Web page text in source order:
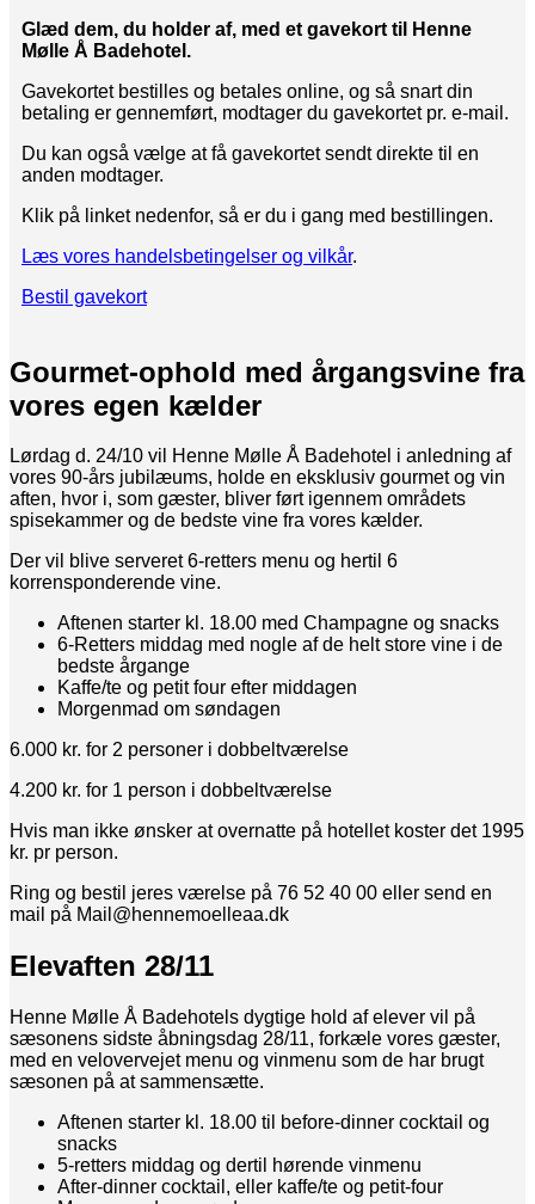
Glæd dem, du holder af, med et gavekort til Henne
Mølle Å Badehotel.
Gavekortet bestilles og betales online, og så snart din
betaling er gennemført, modtager du gavekortet pr. e-mail.
Du kan også vælge at få gavekortet sendt direkte til en
anden modtager.
Klik på linket nedenfor, så er du i gang med bestillingen.
Læs vores handelsbetingelser og vilkår.
Bestil gavekort
Gourmet-ophold med årgangsvine fra
vores egen kælder
Lørdag d. 24/10 vil Henne Mølle Å Badehotel i anledning af
vores 90-års jubilæums, holde en eksklusiv gourmet og vin
aften, hvor i, som gæster, bliver ført igennem områdets
spisekammer og de bedste vine fra vores kælder.
Der vil blive serveret 6-retters menu og hertil 6
korrensponderende vine.
Aftenen starter kl. 18.00 med Champagne og snacks
6-Retters middag med nogle af de helt store vine i de
bedste årgange
Kaffe/te og petit four efter middagen
Morgenmad om søndagen
6.000 kr. for 2 personer i dobbeltværelse
4.200 kr. for 1 person i dobbeltværelse
Hvis man ikke ønsker at overnatte på hotellet koster det 1995
kr. pr person.
Ring og bestil jeres værelse på 76 52 40 00 eller send en
mail på Mail@hennemoelleaa.dk
Elevaften 28/11
Henne Mølle Å Badehotels dygtige hold af elever vil på
sæsonens sidste åbningsdag 28/11, forkæle vores gæster,
med en velovervejet menu og vinmenu som de har brugt
sæsonen på at sammensætte.
Aftenen starter kl. 18.00 til before-dinner cocktail og
snacks
5-retters middag og dertil hørende vinmenu
After-dinner cocktail, eller kaffe/te og petit-four